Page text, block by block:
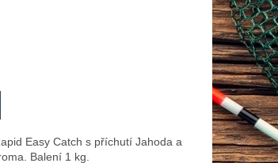
Easy Catch s příchutí Jahoda a
Balení 1 kg.